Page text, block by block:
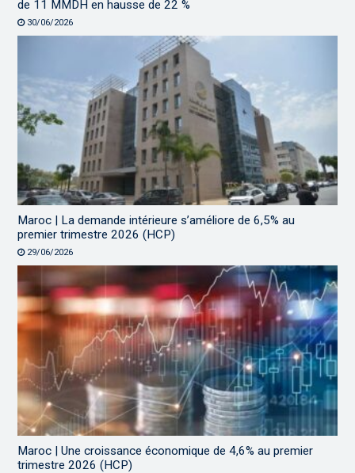
de 11 MMDH en hausse de 22 %
30/06/2026
Maroc | La demande intérieure s’améliore de 6,5% au
premier trimestre 2026 (HCP)
29/06/2026
Maroc | Une croissance économique de 4,6% au premier
trimestre 2026 (HCP)